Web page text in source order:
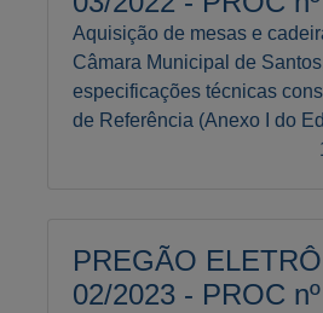
Aquisição de mesas e
Câmara Municipal de
especificações técnicas
de Referência (Anexo I do
PREGÃO
02/2023 - PROC